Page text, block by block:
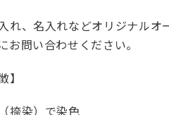
れ、名入れなどオリジナルオ
問い合わせください。
捺染）で染色